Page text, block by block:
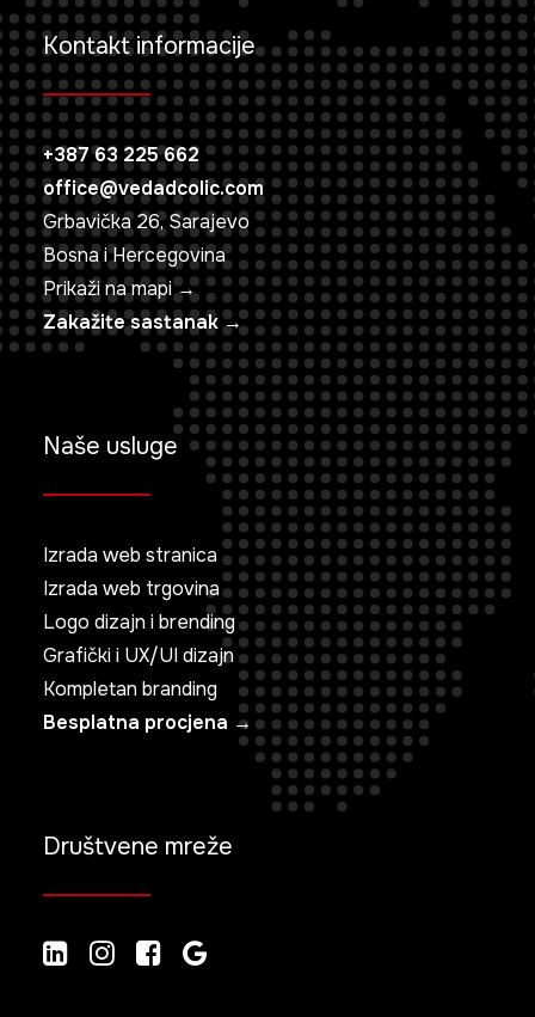
Kontakt informacije
+387 63 225 662
office@vedadcolic.com
Grbavička 26, Sarajevo
Bosna i Hercegovina
Prikaži na mapi →
Zakažite sastanak →
Naše usluge
Izrada web stranica
Izrada web trgovina
Logo dizajn i brending
Grafički i UX/UI dizajn
Kompletan branding
Besplatna procjena →
Društvene mreže